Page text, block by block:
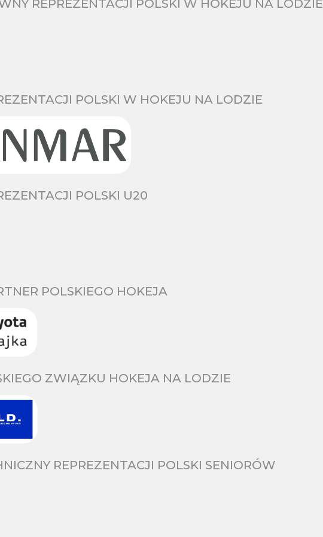
REPREZENTACJI POLSKI W HOKEJU NA LODZIE
POLSKI W HOKEJU NA LODZIE
POLSKI U20
POLSKIEGO HOKEJA
ZWIĄZKU HOKEJA NA LODZIE
REPREZENTACJI POLSKI SENIORÓW